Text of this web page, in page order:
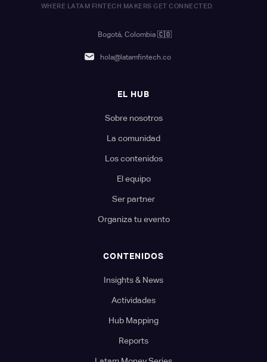
WHERE LATAM FINTECH MAKERS GET CONNECTED.
Bogotá, Colombia 🇨🇴
hola@latamfintech.co
EL HUB
Sobre nosotros
La comunidad
Los contenidos
El equipo
Ser partner
Organiza tu evento
CONTENIDOS
Insights & News
Actividades
Hub Mapping
Reports